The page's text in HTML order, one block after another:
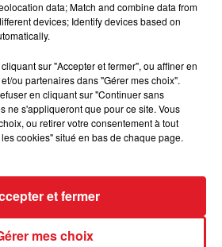
POUR HOMICIDE
COURS, APRÈS LA...
éléments, le logement servait
data; Match and combine data from
devices; Identify devices based on
sur "Accepter et fermer", ou affiner en
ou partenaires dans "Gérer mes choix".
en cliquant sur "Continuer sans
ne s'appliqueront que pour ce site. Vous
ou retirer votre consentement à tout
cookies" situé en bas de chaque page.
mes choix
et fermer